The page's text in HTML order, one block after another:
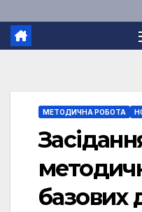
МЕТОДИЧНА РОБОТА
базових